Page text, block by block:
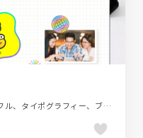
イラスト、オンラインサービス、カラフル、タイポグラフィー、ブランド・サービスサイト、ポップ